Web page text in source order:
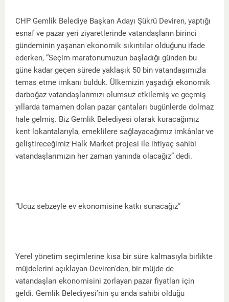
CHP Gemlik Belediye Başkan Adayı Şükrü Deviren, yaptığı
esnaf ve pazar yeri ziyaretlerinde vatandaşların birinci
gündeminin yaşanan ekonomik sıkıntılar olduğunu ifade
ederken, “Seçim maratonumuzun başladığı günden bu
güne kadar geçen sürede yaklaşık 50 bin vatandaşımızla
temas etme imkanı bulduk. Ülkemizin yaşadığı ekonomik
darboğaz vatandaşlarımızı olumsuz etkilemiş ve geçmiş
yıllarda tamamen dolan pazar çantaları bugünlerde dolmaz
hale gelmiş. Biz Gemlik Belediyesi olarak kuracağımız
kent lokantalarıyla, emeklilere sağlayacağımız imkânlar ve
geliştireceğimiz Halk Market projesi ile ihtiyaç sahibi
vatandaşlarımızın her zaman yanında olacağız” dedi.
“Ucuz sebzeyle ev ekonomisine katkı sunacağız”
Yerel yönetim seçimlerine kısa bir süre kalmasıyla birlikte
müjdelerini açıklayan Deviren'den, bir müjde de
vatandaşları ekonomisini zorlayan pazar fiyatları için
geldi. Gemlik Belediyesi’nin şu anda sahibi olduğu